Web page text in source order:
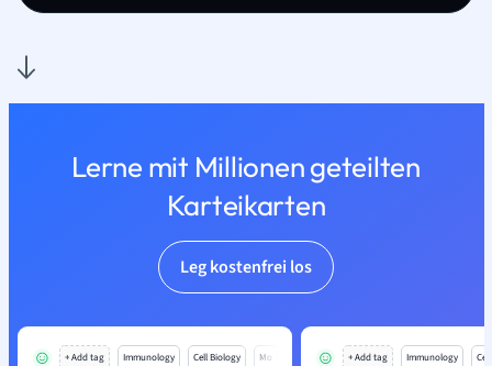
Lerne mit Millionen geteilten
Karteikarten
Leg kostenfrei los
+ Add tag Immunology Cell Biology Mo + Add tag Immunology